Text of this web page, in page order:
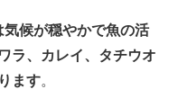
気候が穏やかで魚の活
ラ、カレイ、タチウオ
ます。